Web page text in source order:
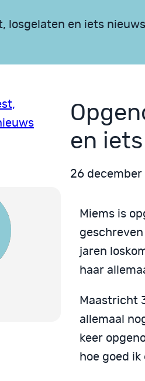
losgelaten en iets
en
26 december
Miems is
jaren
haar
Maastricht
allemaal
keer
hoe goed